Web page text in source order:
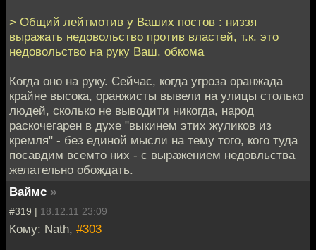
> Общий лейтмотив у Ваших постов : низзя
выражать недовольство против властей, т.к. это
недовольство на руку Ваш. обкома
Когда оно на руку. Сейчас, когда угроза оранжада
крайне высока, оранжисты вывели на улицы столько
людей, сколько не выводити никогда, народ
раскочегарен в духе "выкинем этих жуликов из
кремля" - без единой мысли на тему того, кого туда
посавдим всемто них - с выражением недовльства
желательно обождать.
Ваймс »
#319 | 18.12.11 23:09
Кому: Nath, #303